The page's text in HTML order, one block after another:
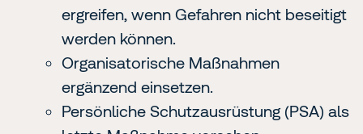
ergreifen, wenn Gefahren nicht beseitigt
werden können.
Organisatorische Maßnahmen
ergänzend einsetzen.
Persönliche Schutzausrüstung (PSA) als